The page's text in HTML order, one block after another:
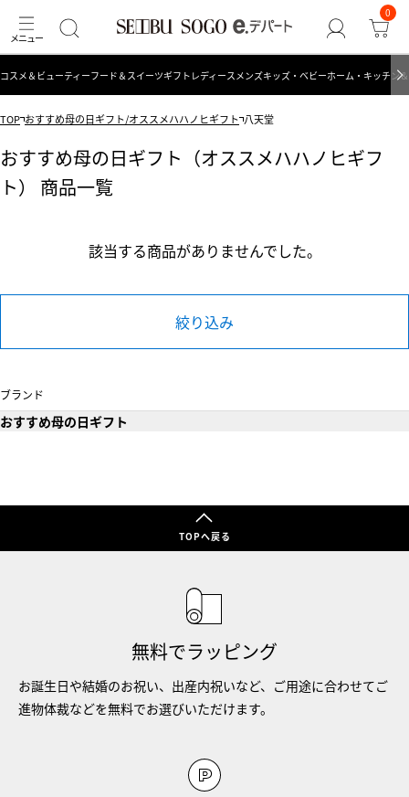
0
コスメ＆ビューティーフード＆スイーツギフト レディース メンズキッズ・ベビーホーム・キッチン
TOP おすすめ母の日ギフト/オススメハハノヒギフト 八天堂
おすすめ母の日ギフト（オススメハハノヒギフ
ト） 商品一覧
該当する商品がありませんでした。
絞り込み
ブランド
おすすめ母の日ギフト
TOPへ戻る
無料でラッピング
お誕生日や結婚のお祝い、出産内祝いなど、ご用途に合わせてご
進物体裁などを無料でお選びいただけます。